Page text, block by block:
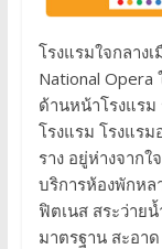
โรงแรมใจกลาง
National
ด้านหน้าโรงแร
โรงแรม โรงแร
ราง อยู่ห่างจากใ
บริการห้องพักหล
ฟิตเนส สระว่าย
มาตรฐาน สะอา